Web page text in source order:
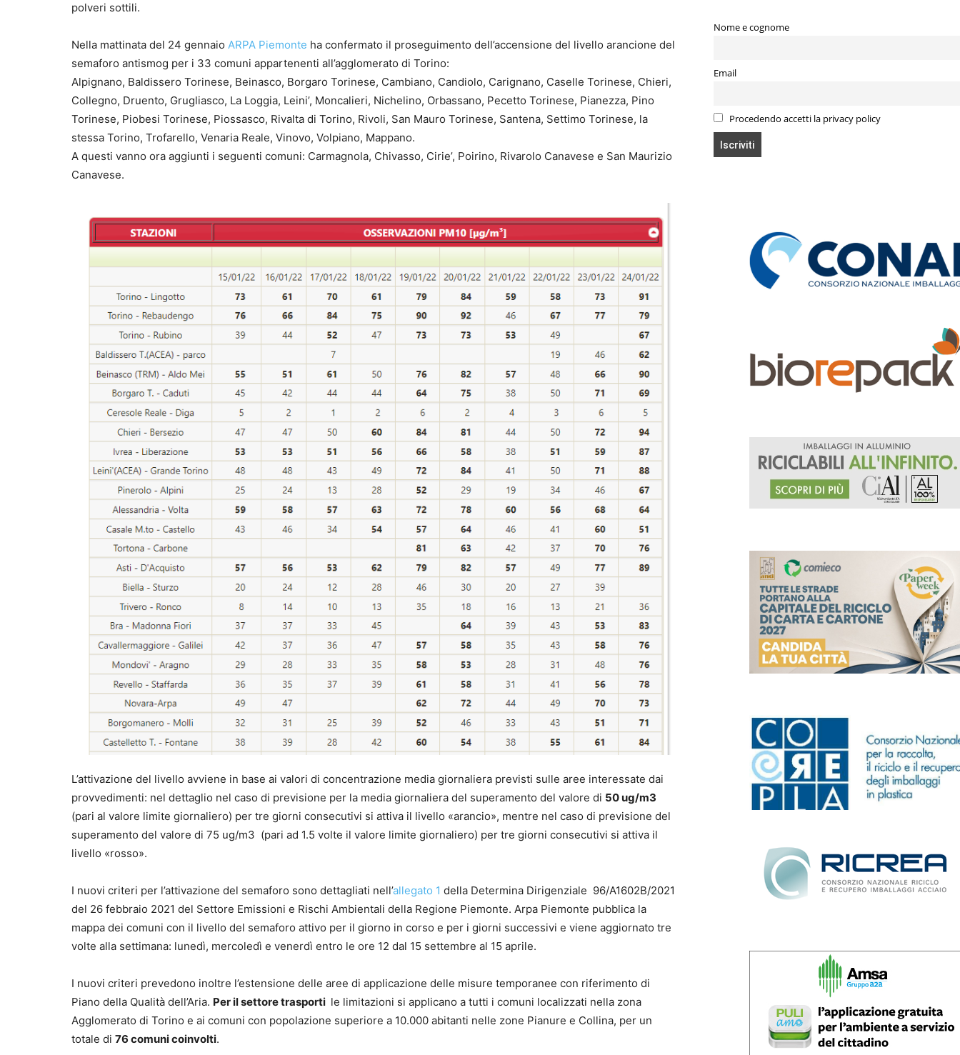
polveri sottili.
Nella mattinata del 24 gennaio ARPA Piemonte ha confermato il proseguimento dell’accensione del livello arancione del
semaforo antismog per i 33 comuni appartenenti all’agglomerato di Torino:
Alpignano, Baldissero Torinese, Beinasco, Borgaro Torinese, Cambiano, Candiolo, Carignano, Caselle Torinese, Chieri,
Collegno, Druento, Grugliasco, La Loggia, Leini’, Moncalieri, Nichelino, Orbassano, Pecetto Torinese, Pianezza, Pino
Torinese, Piobesi Torinese, Piossasco, Rivalta di Torino, Rivoli, San Mauro Torinese, Santena, Settimo Torinese, la
stessa Torino, Trofarello, Venaria Reale, Vinovo, Volpiano, Mappano.
A questi vanno ora aggiunti i seguenti comuni: Carmagnola, Chivasso, Cirie’, Poirino, Rivarolo Canavese e San Maurizio
Canavese.
L’attivazione del livello avviene in base ai valori di concentrazione media giornaliera previsti sulle aree interessate dai
provvedimenti: nel dettaglio nel caso di previsione per la media giornaliera del superamento del valore di 50 ug/m3
(pari al valore limite giornaliero) per tre giorni consecutivi si attiva il livello «arancio», mentre nel caso di previsione del
superamento del valore di 75 ug/m3 (pari ad 1.5 volte il valore limite giornaliero) per tre giorni consecutivi si attiva il
livello «rosso».
I nuovi criteri per l’attivazione del semaforo sono dettagliati nell’allegato 1 della Determina Dirigenziale 96/A1602B/2021
del 26 febbraio 2021 del Settore Emissioni e Rischi Ambientali della Regione Piemonte. Arpa Piemonte pubblica la
mappa dei comuni con il livello del semaforo attivo per il giorno in corso e per i giorni successivi e viene aggiornato tre
volte alla settimana: lunedì, mercoledì e venerdì entro le ore 12 dal 15 settembre al 15 aprile.
I nuovi criteri prevedono inoltre l’estensione delle aree di applicazione delle misure temporanee con riferimento di
Piano della Qualità dell’Aria. Per il settore trasporti le limitazioni si applicano a tutti i comuni localizzati nella zona
Agglomerato di Torino e ai comuni con popolazione superiore a 10.000 abitanti nelle zone Pianure e Collina, per un
totale di 76 comuni coinvolti.
Nome e cognome
Email
Procedendo accetti la privacy policy